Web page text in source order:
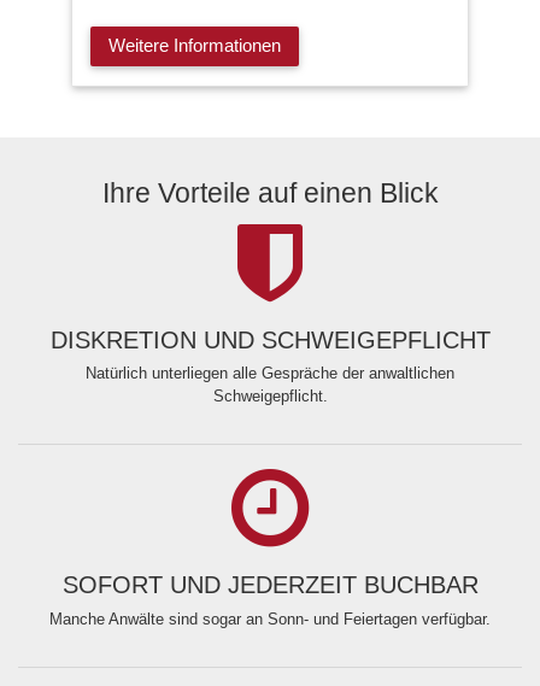
Weitere Informationen
Ihre Vorteile auf einen Blick
DISKRETION UND SCHWEIGEPFLICHT
Natürlich unterliegen alle Gespräche der anwaltlichen
Schweigepflicht.
SOFORT UND JEDERZEIT BUCHBAR
Manche Anwälte sind sogar an Sonn- und Feiertagen verfügbar.